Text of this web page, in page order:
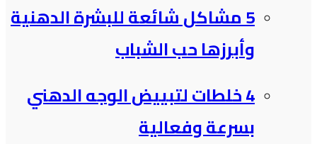
5 مشاكل شائعة للبشرة الدهنية
وأبرزها حب الشباب
4 خلطات لتبييض الوجه الدهني
بسرعة وفعالية